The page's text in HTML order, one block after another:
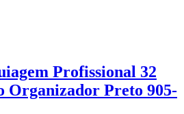
Profissional 32
Organizador Preto 905-